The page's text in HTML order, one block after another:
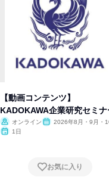
【動画コンテンツ】
KADOKAWA企業研究セミナ
オンライン
2026年8月・9月・
1日
お気に入り